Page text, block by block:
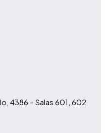
4386 – Salas 601, 602